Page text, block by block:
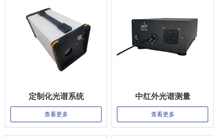
定制化光谱系统
查看更多
中红外光谱测量
查看更多